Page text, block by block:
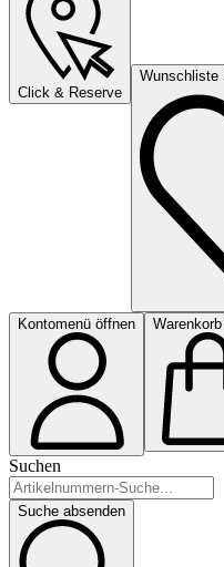
Click & Reserve
Wunschliste
Kontomenü öffnen
Suchen
Suche absenden